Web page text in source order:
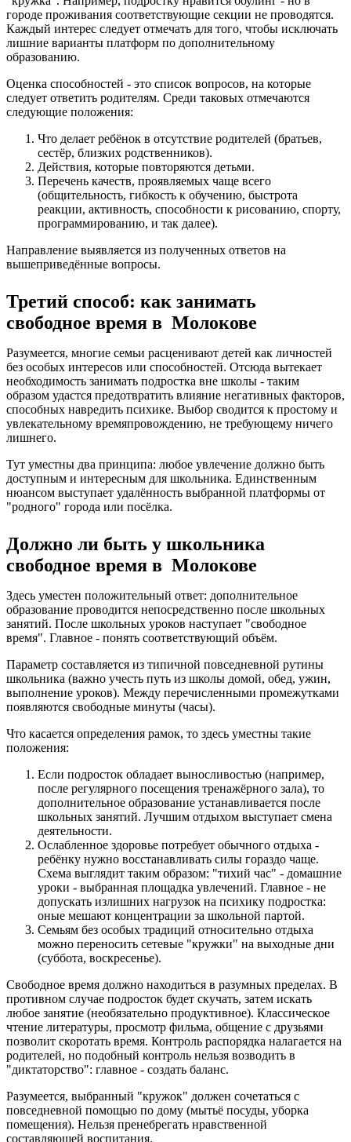
городе проживания соответствующие секции не проводятся.
Каждый интерес следует отмечать для того, чтобы исключать
лишние варианты платформ по дополнительному
образованию.
Оценка способностей - это список вопросов, на которые
следует ответить родителям. Среди таковых отмечаются
следующие положения:
Что делает ребёнок в отсутствие родителей (братьев,
сестёр, близких родственников).
Действия, которые повторяются детьми.
Перечень качеств, проявляемых чаще всего
(общительность, гибкость к обучению, быстрота
реакции, активность, способности к рисованию, спорту,
программированию, и так далее).
Направление выявляется из полученных ответов на
вышеприведённые вопросы.
Третий способ: как занимать
свободное время в Молокове
Разумеется, многие семьи расценивают детей как личностей
без особых интересов или способностей. Отсюда вытекает
необходимость занимать подростка вне школы - таким
образом удастся предотвратить влияние негативных факторов,
способных навредить психике. Выбор сводится к простому и
увлекательному времяпровождению, не требующему ничего
лишнего.
Тут уместны два принципа: любое увлечение должно быть
доступным и интересным для школьника. Единственным
нюансом выступает удалённость выбранной платформы от
"родного" города или посёлка.
Должно ли быть у школьника
свободное время в Молокове
Здесь уместен положительный ответ: дополнительное
образование проводится непосредственно после школьных
занятий. После школьных уроков наступает "свободное
время". Главное - понять соответствующий объём.
Параметр составляется из типичной повседневной рутины
школьника (важно учесть путь из школы домой, обед, ужин,
выполнение уроков). Между перечисленными промежутками
появляются свободные минуты (часы).
Что касается определения рамок, то здесь уместны такие
положения:
Если подросток обладает выносливостью (например,
после регулярного посещения тренажёрного зала), то
дополнительное образование устанавливается после
школьных занятий. Лучшим отдыхом выступает смена
деятельности.
Ослабленное здоровье потребует обычного отдыха -
ребёнку нужно восстанавливать силы гораздо чаще.
Схема выглядит таким образом: "тихий час" - домашние
уроки - выбранная площадка увлечений. Главное - не
допускать излишних нагрузок на психику подростка:
оные мешают концентрации за школьной партой.
Семьям без особых традиций относительно отдыха
можно переносить сетевые "кружки" на выходные дни
(суббота, воскресенье).
Свободное время должно находиться в разумных пределах. В
противном случае подросток будет скучать, затем искать
любое занятие (необязательно продуктивное). Классическое
чтение литературы, просмотр фильма, общение с друзьями
позволит скоротать время. Контроль распорядка налагается на
родителей, но подобный контроль нельзя возводить в
"диктаторство": главное - создать баланс.
Разумеется, выбранный "кружок" должен сочетаться с
повседневной помощью по дому (мытьё посуды, уборка
помещения). Нельзя пренебрегать нравственной
составляющей воспитания.